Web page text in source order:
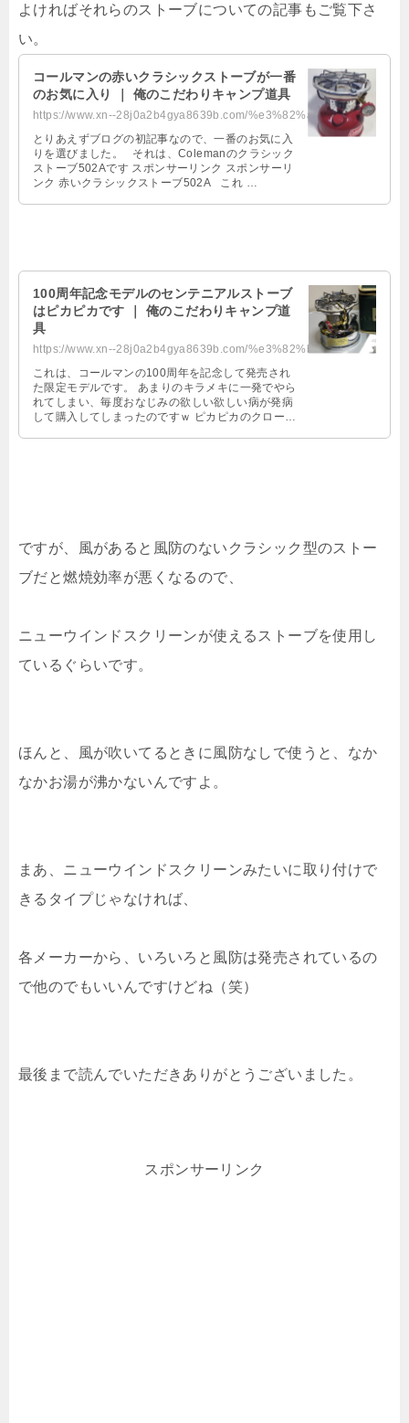
よければそれらのストーブについての記事もご覧下さ
い。
コールマンの赤いクラシックストーブが一番
のお気に入り ｜ 俺のこだわりキャンプ道具
https://www.xn--28j0a2b4gya8639b.com/%e3%82%af%e3%83%a9%e3%82%b7%e3%83%83%e3%...
とりあえずブログの初記事なので、一番のお気に入
りを選びました。 それは、Colemanのクラシック
ストーブ502Aです スポンサーリンク スポンサーリ
ンク 赤いクラシックストーブ502A これ …
100周年記念モデルのセンテニアルストーブ
はピカピカです ｜ 俺のこだわりキャンプ道
具
https://www.xn--28j0a2b4gya8639b.com/%e3%82%bb%e3%83%b3%e3%83%86%e3%83%8b%e3%...
これは、コールマンの100周年を記念して発売され
た限定モデルです。 あまりのキラメキに一発でやら
れてしまい、毎度おなじみの欲しい欲しい病が発病
して購入してしまったのですｗ ピカピカのクローム
ですが、風があると風防のないクラシック型のストー
ブだと燃焼効率が悪くなるので、
ニューウインドスクリーンが使えるストーブを使用し
ているぐらいです。
ほんと、風が吹いてるときに風防なしで使うと、なか
なかお湯が沸かないんですよ。
まあ、ニューウインドスクリーンみたいに取り付けで
きるタイプじゃなければ、
各メーカーから、いろいろと風防は発売されているの
で他のでもいいんですけどね（笑）
最後まで読んでいただきありがとうございました。
スポンサーリンク